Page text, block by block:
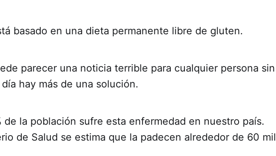
basado en una dieta permanente libre de gluten.
parecer una noticia terrible para cualquier persona sin
hay más de una solución.
de la población sufre esta enfermedad en nuestro país.
de Salud se estima que la padecen alrededor de 60 mil